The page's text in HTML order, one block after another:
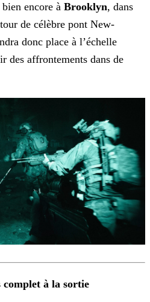
encore à Brooklyn, dans
de célèbre pont New-
donc place à l’échelle
des affrontements dans de
à la sortie